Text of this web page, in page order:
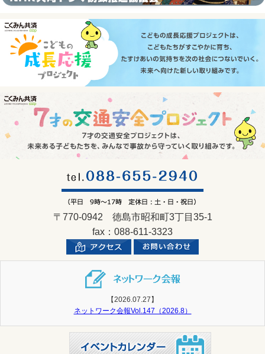
〒770-0942 徳島市昭和町3丁目35-1
fax：088-611-3323
【2026.07.27】
ネットワーク会報Vol.147（2026.8）